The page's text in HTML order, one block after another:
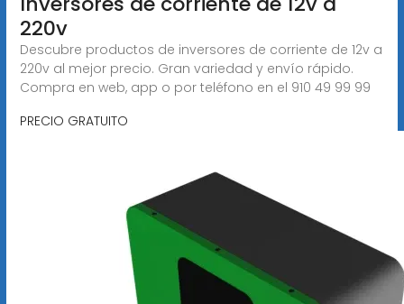
220v
Descubre productos de inversores de corriente de 12v a
220v al mejor precio. Gran variedad y envío rápido.
Compra en web, app o por teléfono en el 910 49 99 99
PRECIO GRATUITO